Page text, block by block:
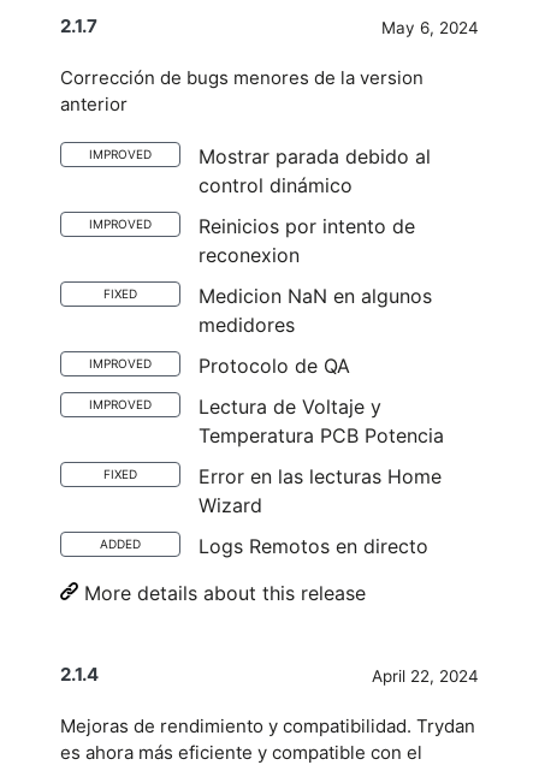
2.1.7 May 6, 2024
Corrección de bugs menores de la version
anterior
IMPROVED
Mostrar parada debido al
control dinámico
IMPROVED
Reinicios por intento de
reconexion
FIXED
Medicion NaN en algunos
medidores
IMPROVED Protocolo de QA
IMPROVED
Lectura de Voltaje y
Temperatura PCB Potencia
FIXED
Error en las lecturas Home
Wizard
ADDED
Logs Remotos en directo
More details about this release
2.1.4 April 22, 2024
Mejoras de rendimiento y compatibilidad. Trydan
es ahora más eficiente y compatible con el